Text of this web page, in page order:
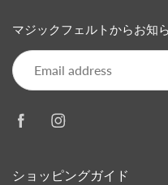
マジックフェルトからお知
ショッピングガイド